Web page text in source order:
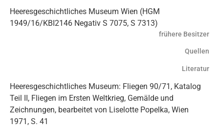
Heeresgeschichtliches Museum Wien (HGM
1949/16/KBI2146 Negativ S 7075, S 7313)
frühere Besitzer
Quellen
Literatur
Heeresgeschichtliches Museum: Fliegen 90/71, Katalog
Teil II, Fliegen im Ersten Weltkrieg, Gemälde und
Zeichnungen, bearbeitet von Liselotte Popelka, Wien
1971, S. 41